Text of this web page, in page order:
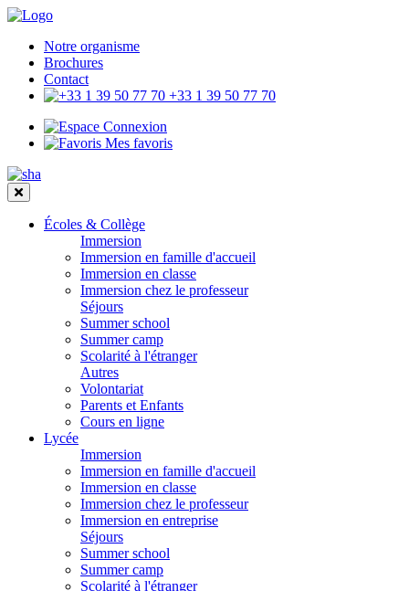
Notre organisme
Brochures
Contact
+33 1 39 50 77 70
Connexion
Mes favoris
Écoles & Collège
Immersion
Immersion en famille d'accueil
Immersion en classe
Immersion chez le professeur
Séjours
Summer school
Summer camp
Scolarité à l'étranger
Autres
Volontariat
Parents et Enfants
Cours en ligne
Lycée
Immersion
Immersion en famille d'accueil
Immersion en classe
Immersion chez le professeur
Immersion en entreprise
Séjours
Summer school
Summer camp
Scolarité à l'étranger